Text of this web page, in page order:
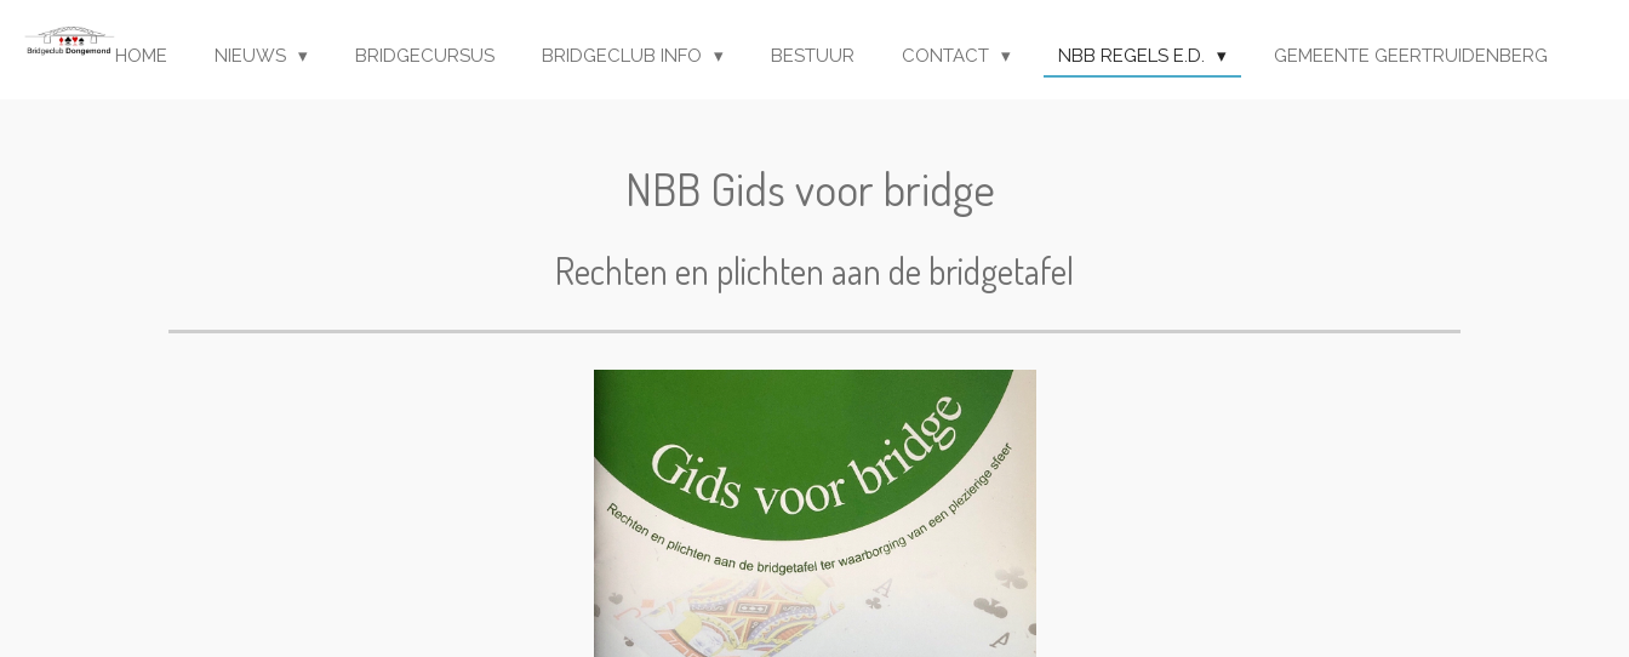
direct
HOME NIEUWS BRIDGECURSUS BRIDGECLUB INFO BESTUUR CONTACT NBB REGELS E.D. GEMEENTE GEERTRUIDENBERG
NBB Gids voor bridge
Rechten en plichten aan de bridgetafel